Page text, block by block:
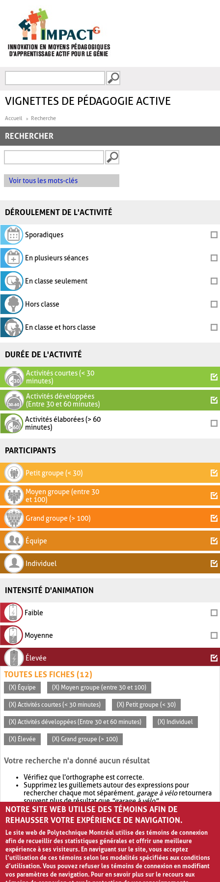
FORMULAIRE DE
VIGNETTES DE PÉDAGOGIE ACTIVE
Accueil Recherche
RECHERCHER
Voir tous les mots-clés
DÉROULEMENT DE L'ACTIVITÉ
Sporadiques
En plusieurs séances
En classe seulement
Hors classe
En classe et hors classe
DURÉE DE L'ACTIVITÉ
Activités courtes (< 30
minutes)
Activités développées
(Entre 30 et 60 minutes)
Activités élaborées (> 60
minutes)
PARTICIPANTS
Petit groupe (< 30)
Moyen groupe (entre 30
et 100)
Grand groupe (> 100)
Équipe
Individuel
INTENSITÉ D'ANIMATION
Faible
Moyenne
Élevée
TOUTES LES FICHES (12)
(X) Équipe (X) Moyen groupe (entre 30 et 100)
(X) Activités courtes (< 30 minutes) (X) Petit groupe (< 30)
(X) Activités développées (Entre 30 et 60 minutes) (X) Individuel
(X) Élevée (X) Grand groupe (> 100)
Votre recherche n'a donné aucun résultat
Vérifiez que l'orthographe est correcte.
Supprimez les guillemets autour des expressions pour
rechercher chaque mot séparément. garage à véloretournera
souvent plus de résultat que"garage à vélo".
Envisagez d'élargir votre recherche avec OR.garage OR vélo
retournera souvent plus de résultat quegarage à vélo
NOTRE SITE WEB UTILISE DES TÉMOINS AFIN DE
REHAUSSER VOTRE EXPÉRIENCE DE NAVIGATION.
Le site web de Polytechnique Montréal utilise des témoins de connexion
afin de recueillir des statistiques générales et offrir une meilleure
expérience à ses visiteurs. En naviguant sur le site, vous acceptez
l’utilisation de ces témoins selon les modalités spécifiées aux conditions
d’utilisation. Vous pouvez refuser les témoins de connexion en modifiant
vos paramètres de navigation. Pour en savoir plus sur le recours aux